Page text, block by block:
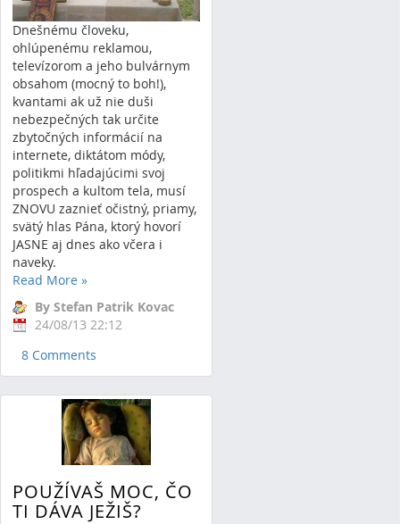
Dnešnému človeku,
ohlúpenému reklamou,
televízorom a jeho bulvárnym
obsahom (mocný to boh!),
kvantami ak už nie duši
nebezpečných tak určite
zbytočných informácií na
internete, diktátom módy,
politikmi hľadajúcimi svoj
prospech a kultom tela, musí
ZNOVU zaznieť očistný, priamy,
svätý hlas Pána, ktorý hovorí
JASNE aj dnes ako včera i
naveky.
Read More »
By Stefan Patrik Kovac
24/08/13 22:12
8 Comments
POUŽÍVAŠ MOC, ČO
TI DÁVA JEŽIŠ?